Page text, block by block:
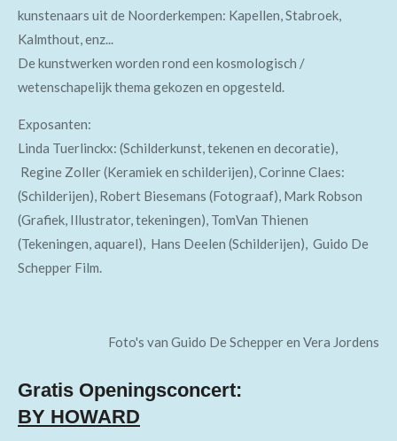
kunstenaars uit de Noorderkempen: Kapellen, Stabroek,
Kalmthout, enz...
De kunstwerken worden rond een kosmologisch /
wetenschapelijk thema gekozen en opgesteld.
Exposanten:
Linda Tuerlinckx: (Schilderkunst, tekenen en decoratie),
Regine Zoller (Keramiek en schilderijen), Corinne Claes:
(Schilderijen), Robert Biesemans (Fotograaf), Mark Robson
(Grafiek, Illustrator, tekeningen), TomVan Thienen
(Tekeningen, aquarel), Hans Deelen (Schilderijen), Guido De
Schepper Film.
Foto's van Guido De Schepper en Vera Jordens
Gratis Openingsconcert:
BY HOWARD